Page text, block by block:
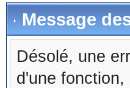
Message
Désolé, une
d'une